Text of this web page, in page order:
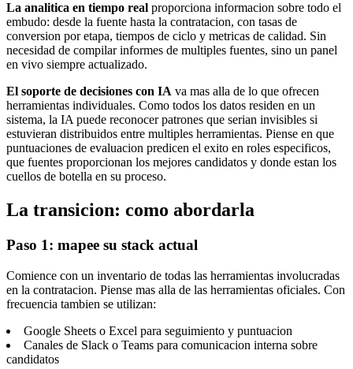
La analitica en tiempo real proporciona informacion sobre todo el
embudo: desde la fuente hasta la contratacion, con tasas de
conversion por etapa, tiempos de ciclo y metricas de calidad. Sin
necesidad de compilar informes de multiples fuentes, sino un panel
en vivo siempre actualizado.
El soporte de decisiones con IA va mas alla de lo que ofrecen
herramientas individuales. Como todos los datos residen en un
sistema, la IA puede reconocer patrones que serian invisibles si
estuvieran distribuidos entre multiples herramientas. Piense en que
puntuaciones de evaluacion predicen el exito en roles especificos,
que fuentes proporcionan los mejores candidatos y donde estan los
cuellos de botella en su proceso.
La transicion: como abordarla
Paso 1: mapee su stack actual
Comience con un inventario de todas las herramientas involucradas
en la contratacion. Piense mas alla de las herramientas oficiales. Con
frecuencia tambien se utilizan:
Google Sheets o Excel para seguimiento y puntuacion
Canales de Slack o Teams para comunicacion interna sobre
candidatos